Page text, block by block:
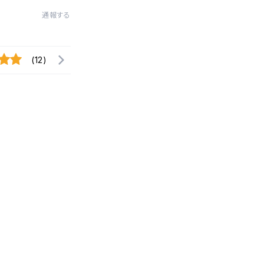
通報する
(12)